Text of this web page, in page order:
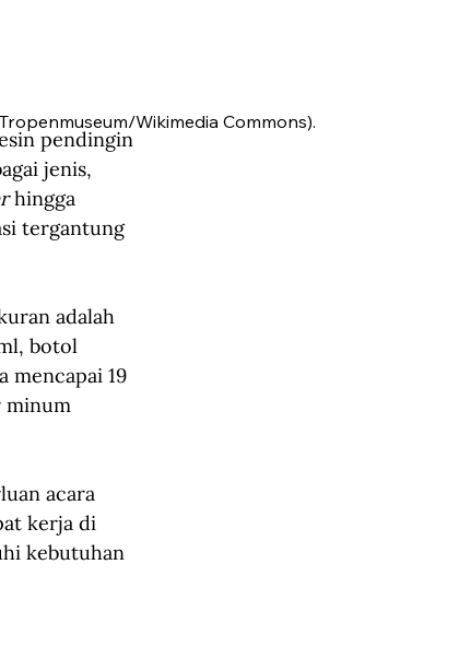
Wikimedia Commons).
pendingin
jenis,
hingga
tergantung
adalah
botol
mencapai 19
minum
acara
kerja di
kebutuhan